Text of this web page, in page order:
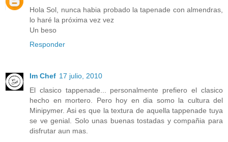
Hola Sol, nunca habia probado la tapenade con almendras,
lo haré la próxima vez vez
Un beso
Responder
Im Chef 17 julio, 2010
El clasico tappenade... personalmente prefiero el clasico
hecho en mortero. Pero hoy en dia somo la cultura del
Minipymer. Asi es que la textura de aquella tappenade tuya
se ve genial. Solo unas buenas tostadas y compañia para
disfrutar aun mas.